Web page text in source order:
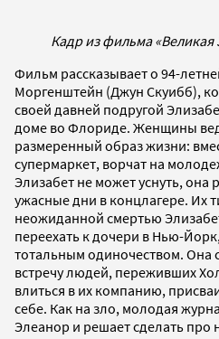
Кадр из фильма «Великая
Фильм рассказывает о 94-
Моргенштейн (Джун Скуибб),
своей давней подругой
доме во Флориде. Женщины
размеренный образ жизни:
супермаркет, ворчат на
Элизабет не может уснуть, она
ужасные дни в концлагере. Их
неожиданной смертью
переехать к дочери в Нью-
тотальным одиночеством. Она
встречу людей, переживших
влиться в их компанию,
себе. Как на зло, молодая
Элеанор и решает сделать про